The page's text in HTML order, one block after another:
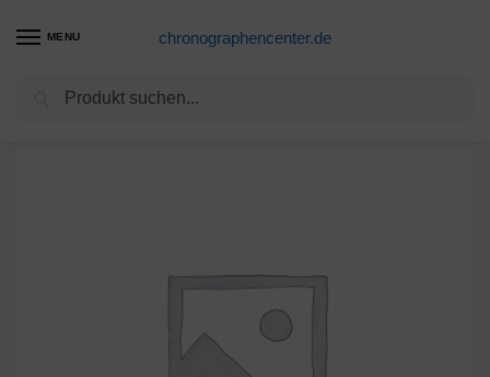
MENU chronographencenter.de
Gehäuseteile Schweiz